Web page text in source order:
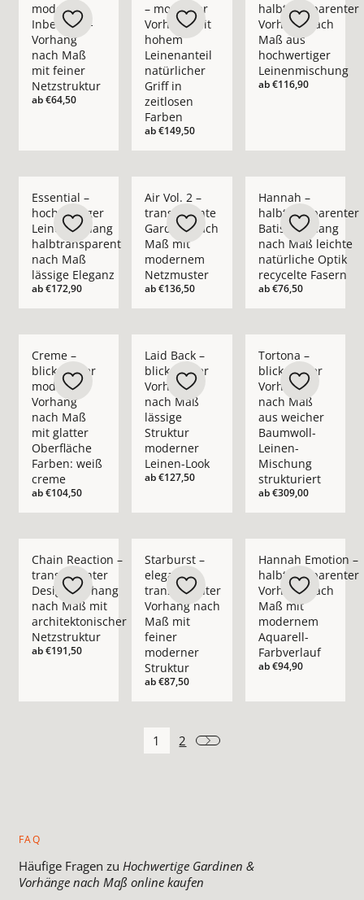
moderner
Inbetween-
Vorhang
nach Maß
mit feiner
Netzstruktur
ab€64,50
– moderner
Vorhang mit
hohem
Leinenanteil
natürlicher
Griff in
zeitlosen
Farben
ab€149,50
halbtransparenter
Vorhang nach
Maß aus
hochwertiger
Leinenmischung
ab€116,90
Essential –
hochwertiger
Leinenvorhang
halbtransparent
nach Maß
lässige Eleganz
ab€172,90
Air Vol. 2 –
transparente
Gardine nach
Maß mit
modernem
Netzmuster
ab€136,50
Hannah –
halbtransparenter
Batist-Vorhang
nach Maß leichte
natürliche Optik
recycelte Fasern
ab€76,50
Creme –
blickdichter
moderner
Vorhang
nach Maß
mit glatter
Oberfläche
Farben: weiß
creme
ab€104,50
Laid Back –
blickdichter
Vorhang
nach Maß
lässige
Struktur
moderner
Leinen-Look
ab€127,50
Tortona –
blickdichter
Vorhang
nach Maß
aus weicher
Baumwoll-
Leinen-
Mischung
strukturiert
ab€309,00
Chain Reaction –
transparenter
Design-Vorhang
nach Maß mit
architektonischer
Netzstruktur
ab€191,50
Starburst –
eleganter
transparenter
Vorhang nach
Maß mit
feiner
moderner
Struktur
ab€87,50
Hannah Emotion –
halbtransparenter
Vorhang nach
Maß mit
modernem
Aquarell-
Farbverlauf
ab€94,90
1 2
FAQ
Häufige Fragen zu Hochwertige Gardinen &
Vorhänge nach Maß online kaufen